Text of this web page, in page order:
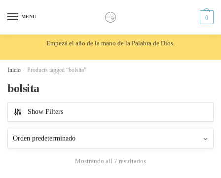
MENU 0
Empezá el año de la mano de la Palabra de Dios.
Inicio Products tagged “bolsita”
bolsita
Show Filters
Mostrando all 7 resultados